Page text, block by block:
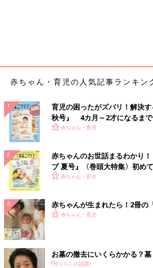
赤ちゃん・育児の人気記事ランキン
育児の困ったがズバリ！解決
秋号』 4カ月～2才になるまで
いっぱい！
赤ちゃん・育児
赤ちゃんのお世話まるわかり
ブ 夏号』〈巻頭大特集〉初め
く！ おっぱい・ミルクの基本
赤ちゃん・育児
赤ちゃんが生まれたら！2冊の
赤ちゃん・育児
お墓の撤去にいくらかかる？
PR(くらしの話題)